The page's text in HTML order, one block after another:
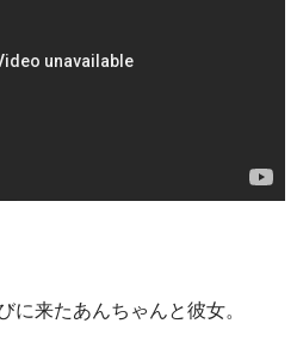
に来たあんちゃんと彼女。